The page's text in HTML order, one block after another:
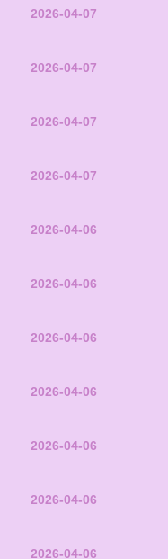
2026-04-07
2026-04-07
2026-04-07
2026-04-07
2026-04-06
2026-04-06
2026-04-06
2026-04-06
2026-04-06
2026-04-06
2026-04-06